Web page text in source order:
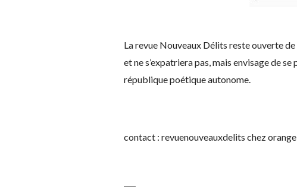
La revue Nouveaux Délits reste ouverte de
et ne s’expatriera pas, mais envisage de
république poétique autonome.
contact : revuenouveauxdelits chez